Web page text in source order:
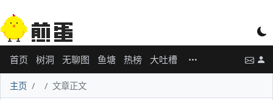
首页 树洞 无聊图 鱼塘 热榜 大吐槽
主页 文章正文